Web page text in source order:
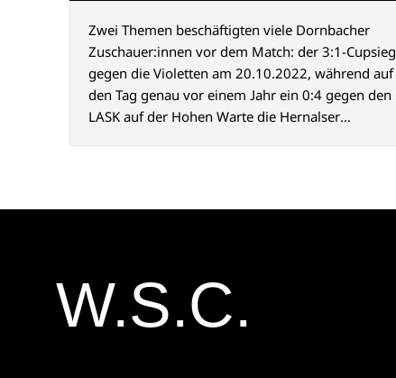
Zwei Themen beschäftigten viele Dornbacher
Zuschauer:innen vor dem Match: der 3:1-Cupsieg
gegen die Violetten am 20.10.2022, während auf
den Tag genau vor einem Jahr ein 0:4 gegen den
LASK auf der Hohen Warte die Hernalser
W.S.C.